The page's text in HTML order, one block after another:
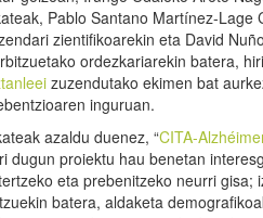
Pablo Santano Martínez-Lage
zientifikoarekin eta David
ordezkariarekin batera,
zuzendutako ekimen bat
inguruan.
azaldu duenez, “CITA-
dugun proiektu hau benetan
eta prebenitzeko neurri gisa;
batera, aldaketa